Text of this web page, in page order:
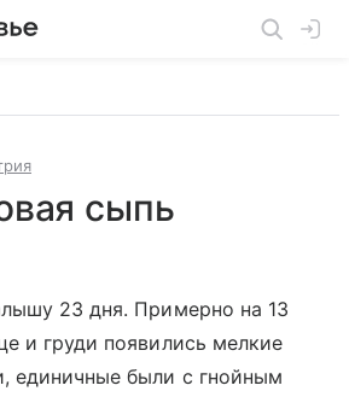
сыпь
23 дня. Примерно на 13
и груди появились мелкие
единичные были с гнойным